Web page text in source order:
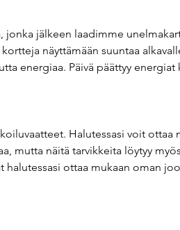
jonka jälkeen laadimme
näyttämään suuntaa
energiaa. Päivä päättyy energiat
Halutessasi voit ottaa
mutta näitä tarvikkeita löytyy
ottaa mukaan oman